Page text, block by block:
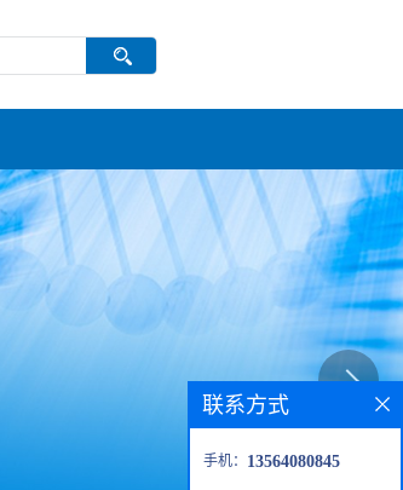
联系方式
手机： 13564080845